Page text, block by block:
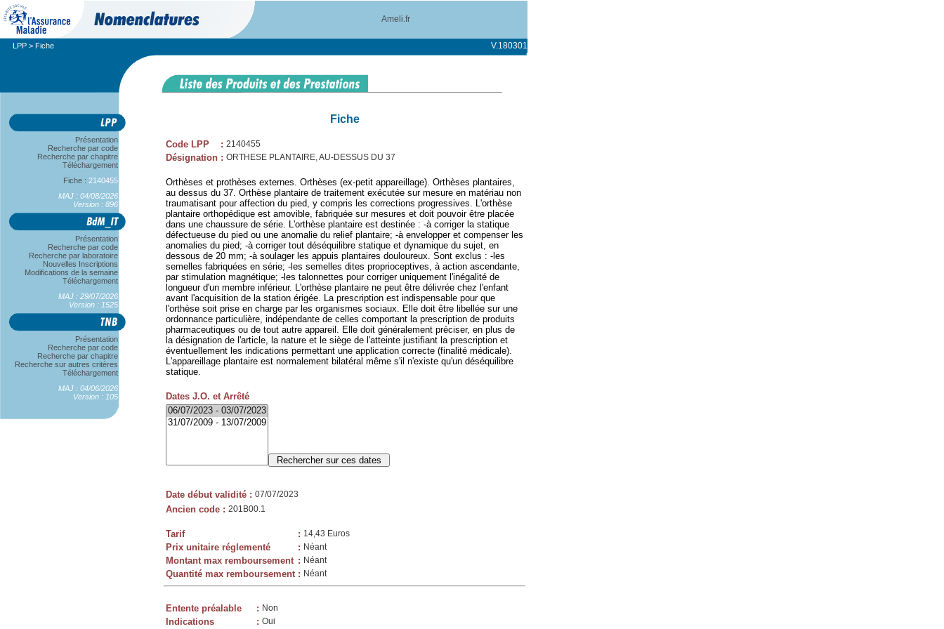
Ameli.fr
LPP > Fiche V.180301
Présentation
Recherche par code
Recherche par chapitre
Téléchargement
Fiche : 2140455
MAJ : 04/08/2026
Version : 896
Présentation
Recherche par code
Recherche par laboratoire
Nouvelles Inscriptions
Modifications de la semaine
Téléchargement
MAJ : 29/07/2026
Version : 1525
Présentation
Recherche par code
Recherche par chapitre
Recherche sur autres critères
Téléchargement
MAJ : 04/06/2026
Version : 105
Fiche
Code LPP : 2140455
Désignation : ORTHESE PLANTAIRE, AU-DESSUS DU 37
Orthèses et prothèses externes. Orthèses (ex-petit appareillage). Orthèses plantaires,
au dessus du 37. Orthèse plantaire de traitement exécutée sur mesure en matériau non
traumatisant pour affection du pied, y compris les corrections progressives. L'orthèse
plantaire orthopédique est amovible, fabriquée sur mesures et doit pouvoir être placée
dans une chaussure de série. L'orthèse plantaire est destinée : -à corriger la statique
défectueuse du pied ou une anomalie du relief plantaire; -à envelopper et compenser les
anomalies du pied; -à corriger tout déséquilibre statique et dynamique du sujet, en
dessous de 20 mm; -à soulager les appuis plantaires douloureux. Sont exclus : -les
semelles fabriquées en série; -les semelles dites proprioceptives, à action ascendante,
par stimulation magnétique; -les talonnettes pour corriger uniquement l'inégalité de
longueur d'un membre inférieur. L'orthèse plantaire ne peut être délivrée chez l'enfant
avant l'acquisition de la station érigée. La prescription est indispensable pour que
l'orthèse soit prise en charge par les organismes sociaux. Elle doit être libellée sur une
ordonnance particulière, indépendante de celles comportant la prescription de produits
pharmaceutiques ou de tout autre appareil. Elle doit généralement préciser, en plus de
la désignation de l'article, la nature et le siège de l'atteinte justifiant la prescription et
éventuellement les indications permettant une application correcte (finalité médicale).
L'appareillage plantaire est normalement bilatéral même s'il n'existe qu'un déséquilibre
statique.
Dates J.O. et Arrêté
Date début validité : 07/07/2023
Ancien code : 201B00.1
Tarif : 14,43 Euros
Prix unitaire réglementé : Néant
Montant max remboursement : Néant
Quantité max remboursement : Néant
Entente préalable : Non
Indications : Oui